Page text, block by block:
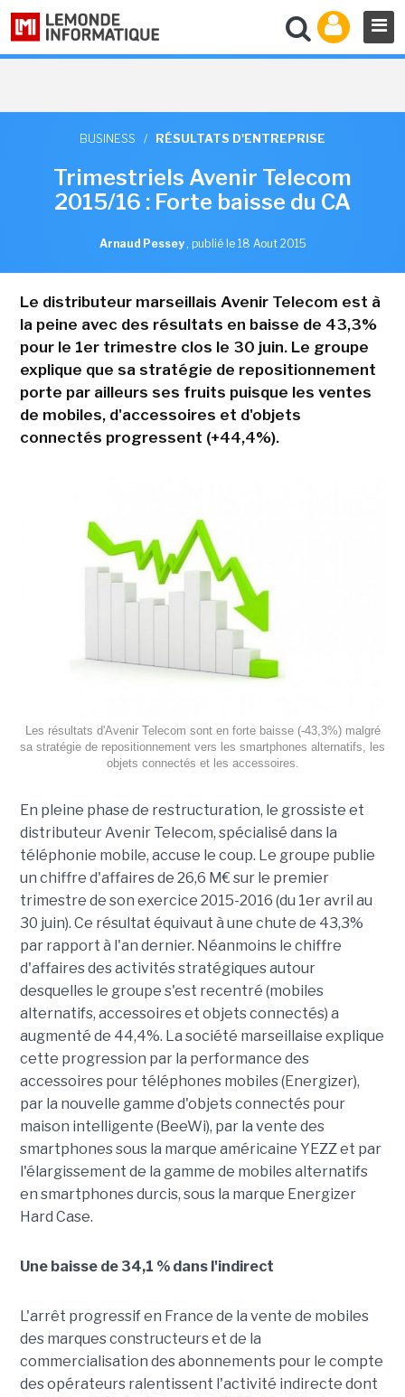
BUSINESS / RÉSULTATS D'ENTREPRISE
Trimestriels Avenir Telecom
2015/16 : Forte baisse du CA
Arnaud Pessey , publié le 18 Aout 2015
Le distributeur marseillais Avenir Telecom est à
la peine avec des résultats en baisse de 43,3%
pour le 1er trimestre clos le 30 juin. Le groupe
explique que sa stratégie de repositionnement
porte par ailleurs ses fruits puisque les ventes
de mobiles, d'accessoires et d'objets
connectés progressent (+44,4%).
Les résultats d'Avenir Telecom sont en forte baisse (-43,3%) malgré
sa stratégie de repositionnement vers les smartphones alternatifs, les
objets connectés et les accessoires.
En pleine phase de restructuration, le grossiste et
distributeur Avenir Telecom, spécialisé dans la
téléphonie mobile, accuse le coup. Le groupe publie
un chiffre d'affaires de 26,6 M€ sur le premier
trimestre de son exercice 2015-2016 (du 1er avril au
30 juin). Ce résultat équivaut à une chute de 43,3%
par rapport à l'an dernier. Néanmoins le chiffre
d'affaires des activités stratégiques autour
desquelles le groupe s'est recentré (mobiles
alternatifs, accessoires et objets connectés) a
augmenté de 44,4%. La société marseillaise explique
cette progression par la performance des
accessoires pour téléphones mobiles (Energizer),
par la nouvelle gamme d'objets connectés pour
maison intelligente (BeeWi), par la vente des
smartphones sous la marque américaine YEZZ et par
l'élargissement de la gamme de mobiles alternatifs
en smartphones durcis, sous la marque Energizer
Hard Case.
Une baisse de 34,1 % dans l'indirect
L'arrêt progressif en France de la vente de mobiles
des marques constructeurs et de la
commercialisation des abonnements pour le compte
des opérateurs ralentissent l'activité indirecte dont